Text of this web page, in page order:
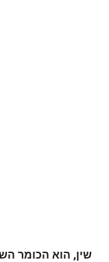
שין, הוא הכומר